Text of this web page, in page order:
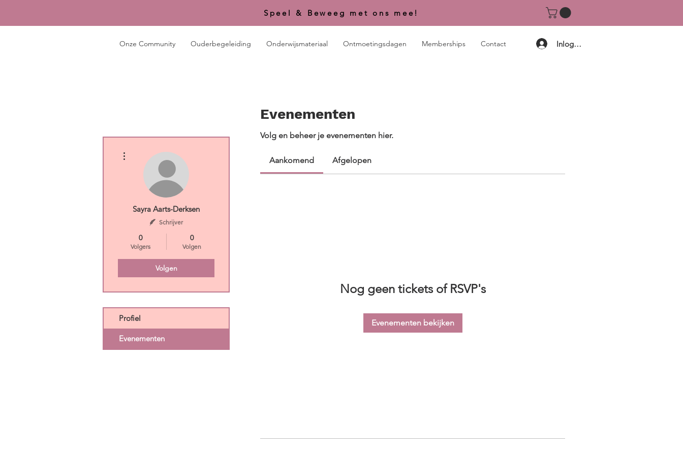
Speel & Beweeg met ons mee!
Onze Community Ouderbegeleiding Onderwijsmateriaal Ontmoetingsdagen Memberships Contact Inloggen
Evenementen
Volg en beheer je evenementen hier.
Aankomend Afgelopen
Nog geen tickets of RSVP's
Evenementen bekijken
Sayra Aarts-Derksen
Schrijver
0
Volgers
0
Volgen
Volgen
Profiel
Evenementen